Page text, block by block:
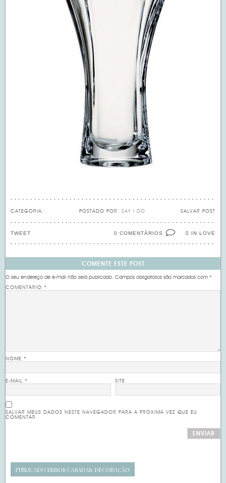
CATEGORIA: SALVAR POST
POSTADO POR: SAY I DO
0 IN LOVE
0 COMENTÁRIOS
TWEET
COMENTE ESTE POST
O seu endereço de e-mail não será publicado. Campos obrigatórios são marcados com*
COMENTÁRIO*
NOME*
E-MAIL* SITE
SALVAR MEUS DADOS NESTE NAVEGADOR PARA A PRÓXIMA VEZ QUE EU
COMENTAR.
PUBLICADO EMSOS CASADAS: DECORAÇÃO